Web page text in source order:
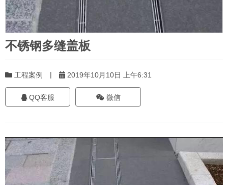
不锈钢多缝盖板
工程案例 | 2019年10月10日 上午6:31
QQ客服 微信